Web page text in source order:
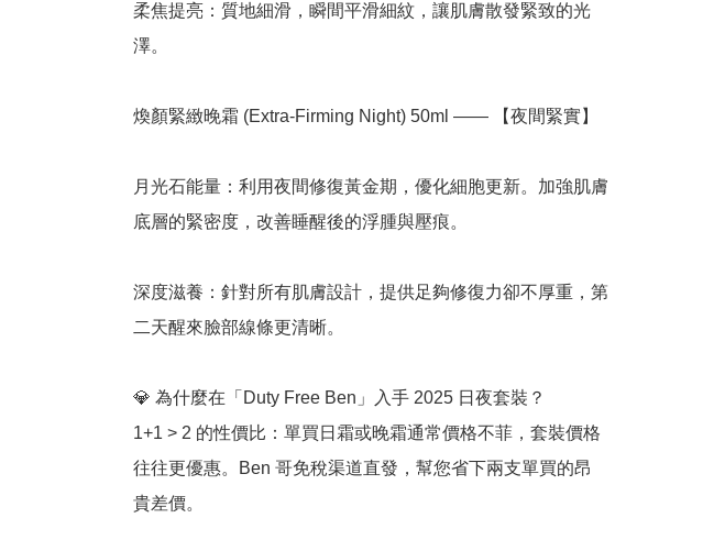
柔焦提亮：質地細滑，瞬間平滑細紋，讓肌膚散發緊致的光
澤。
煥顏緊緻晚霜 (Extra-Firming Night) 50ml —— 【夜間緊實】
月光石能量：利用夜間修復黃金期，優化細胞更新。加強肌膚
底層的緊密度，改善睡醒後的浮腫與壓痕。
深度滋養：針對所有肌膚設計，提供足夠修復力卻不厚重，第
二天醒來臉部線條更清晰。
💎 為什麼在「Duty Free Ben」入手 2025 日夜套裝？
1+1 > 2 的性價比：單買日霜或晚霜通常價格不菲，套裝價格
往往更優惠。Ben 哥免稅渠道直發，幫您省下兩支單買的昂
貴差價。